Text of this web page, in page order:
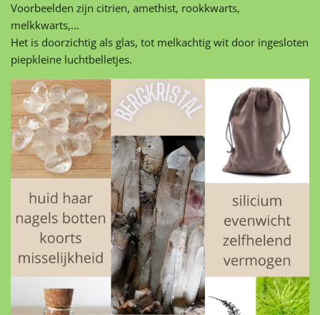
Voorbeelden zijn citrien, amethist, rookkwarts,
melkkwarts,...
Het is doorzichtig als glas, tot melkachtig wit door ingesloten
piepkleine luchtbelletjes.